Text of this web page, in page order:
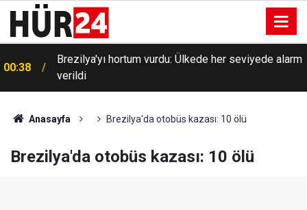
00:38
Brezilya'yı hortum vurdu: Ülkede her seviyede alarm
verildi
Anasayfa Brezilya'da otobüs kazası: 10 ölü
Brezilya'da otobüs kazası: 10 ölü